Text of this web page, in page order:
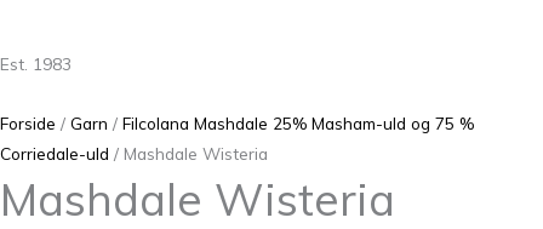
Est. 1983
Forside / Garn / Filcolana Mashdale 25% Masham-uld og 75 %
Corriedale-uld / Mashdale Wisteria
Mashdale Wisteria